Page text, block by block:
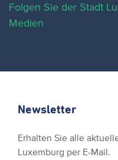
Folgen Sie der Stadt
Medien
Newsletter
Erhalten Sie alle
Luxemburg per E-Mail.